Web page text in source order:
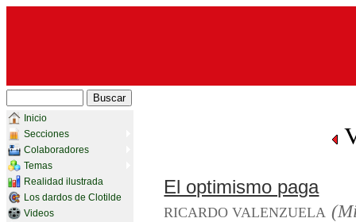
Inicio
Secciones
Colaboradores
Temas
Realidad ilustrada
Los dardos de Clotilde
Videos
El optimismo paga
RICARDO VALENZUELA